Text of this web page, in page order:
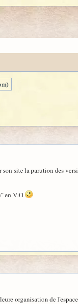
site la parution des
en V.O
organisation de